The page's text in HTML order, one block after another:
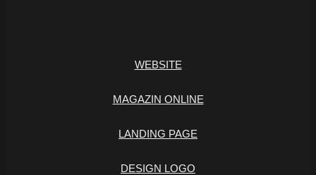
WEBSITE
MAGAZIN ONLINE
LANDING PAGE
DESIGN LOGO